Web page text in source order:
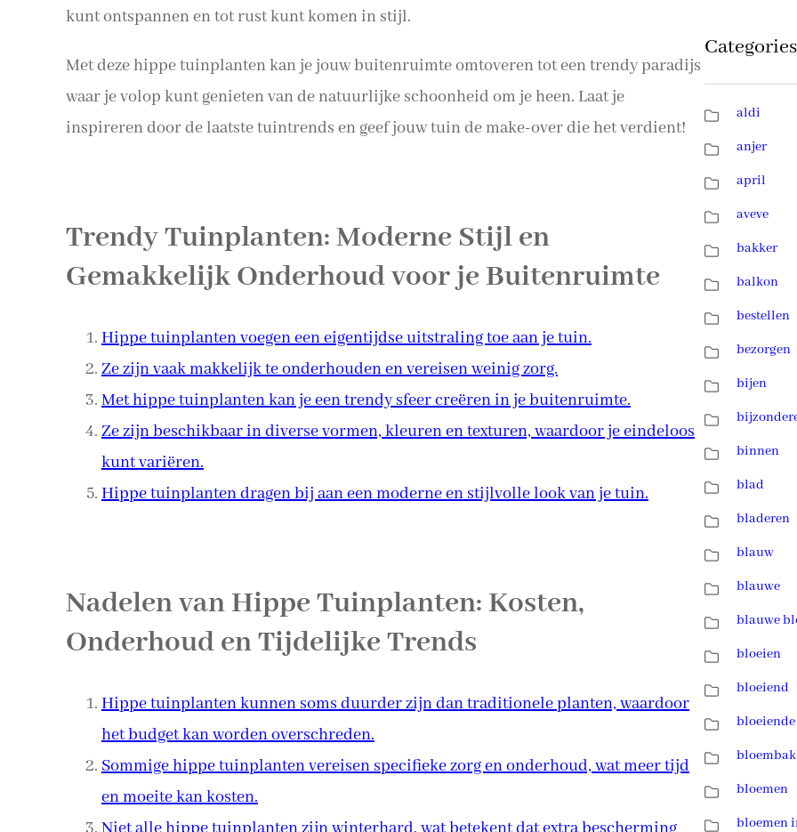
kunt ontspannen en tot rust kunt komen in stijl.
Met deze hippe tuinplanten kan je jouw buitenruimte omtoveren tot een trendy paradijs
waar je volop kunt genieten van de natuurlijke schoonheid om je heen. Laat je
inspireren door de laatste tuintrends en geef jouw tuin de make-over die het verdient!
Trendy Tuinplanten: Moderne Stijl en
Gemakkelijk Onderhoud voor je Buitenruimte
Hippe tuinplanten voegen een eigentijdse uitstraling toe aan je tuin.
Ze zijn vaak makkelijk te onderhouden en vereisen weinig zorg.
Met hippe tuinplanten kan je een trendy sfeer creëren in je buitenruimte.
Ze zijn beschikbaar in diverse vormen, kleuren en texturen, waardoor je eindeloos
kunt variëren.
Hippe tuinplanten dragen bij aan een moderne en stijlvolle look van je tuin.
Nadelen van Hippe Tuinplanten: Kosten,
Onderhoud en Tijdelijke Trends
Hippe tuinplanten kunnen soms duurder zijn dan traditionele planten, waardoor
het budget kan worden overschreden.
Sommige hippe tuinplanten vereisen specifieke zorg en onderhoud, wat meer tijd
en moeite kan kosten.
Categories
aldi
anjer
april
aveve
bakker
balkon
bestellen
bezorgen
bijen
binnen
blad
bladeren
blauw
blauwe
blauwe
bloeien
bloeiend
bloemen
bloemen